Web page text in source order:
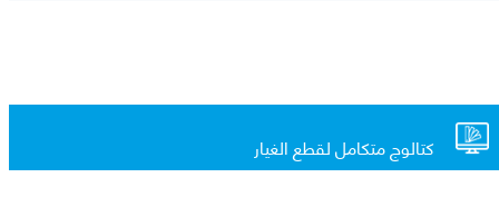
كتالوج متكامل لقطع الغيار